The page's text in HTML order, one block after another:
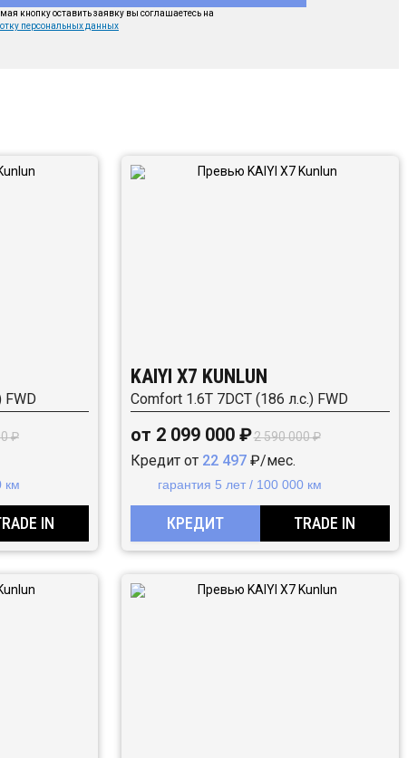
кнопку оставить заявку вы соглашаетесь на
персональных данных
FWD
₽
км
IN
KAIYI X7 KUNLUN
Comfort 1.6T 7DCT (186 л.с.) FWD
от 2 099 000 ₽2 590 000 ₽
Кредит от 22 497₽/мес.
гарантия 5 лет / 100 000 км
КРЕДИТ TRADE IN